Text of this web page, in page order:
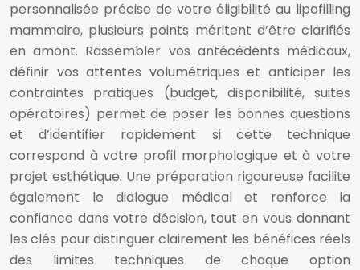
personnalisée précise de votre éligibilité au lipofilling
mammaire, plusieurs points méritent d’être clarifiés
en amont. Rassembler vos antécédents médicaux,
définir vos attentes volumétriques et anticiper les
contraintes pratiques (budget, disponibilité, suites
opératoires) permet de poser les bonnes questions
et d’identifier rapidement si cette technique
correspond à votre profil morphologique et à votre
projet esthétique. Une préparation rigoureuse facilite
également le dialogue médical et renforce la
confiance dans votre décision, tout en vous donnant
les clés pour distinguer clairement les bénéfices réels
des limites techniques de chaque option